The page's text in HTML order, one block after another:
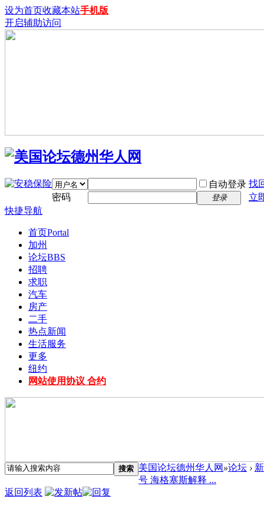
设为首页收藏本站手机版
开启辅助访问
自动登录 找
密码
登录
立
快捷导航
首页Portal
加州
论坛BBS
招聘
求职
汽车
房产
二手
热点新闻
生活服务
更多
纽约
网站使用协议 合约
搜索 美国论坛德州华人网 »论坛 ›
号 海格塞斯解释 ...
返回列表